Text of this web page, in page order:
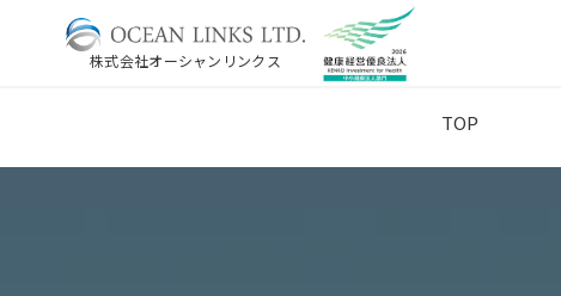
株式会社オーシャンリンクス
TOP